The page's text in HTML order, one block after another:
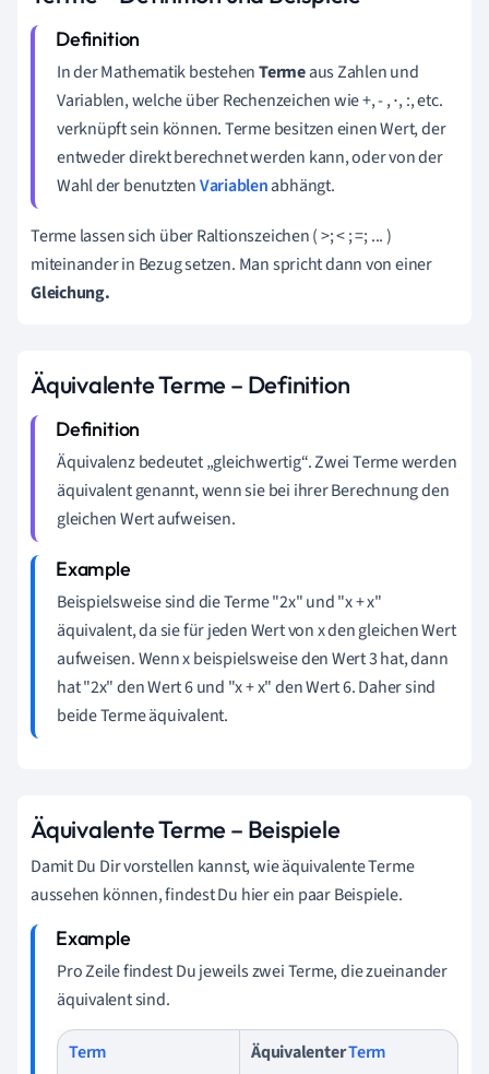
In der Mathematik bestehenTermeaus Zahlen und
Variablen, welche über Rechenzeichen wie +, - ,⋅, :, etc.
verknüpft sein können. Terme besitzen einen Wert, der
entweder direkt berechnet werden kann, oder von der
Wahl der benutztenVariablenabhängt.
Terme lassen sich über Raltionszeichen ( >; < ; =; ... )
miteinander in Bezug setzen. Man spricht dann von einer
Gleichung.
Äquivalente Terme – Definition
Äquivalenz bedeutet „gleichwertig“. Zwei Terme werden
äquivalent genannt, wenn sie bei ihrer Berechnung den
gleichen Wert aufweisen.
Beispielsweise sind die Terme "2x" und "x + x"
äquivalent, da sie für jeden Wert von x den gleichen Wert
aufweisen. Wenn x beispielsweise den Wert 3 hat, dann
hat "2x" den Wert 6 und "x + x" den Wert 6. Daher sind
beide Terme äquivalent.
Äquivalente Terme – Beispiele
Damit Du Dir vorstellen kannst, wie äquivalente Terme
aussehen können, findest Du hier ein paar Beispiele.
Pro Zeile findest Du jeweils zwei Terme, die zueinander
äquivalent sind.
Term ÄquivalenterTerm